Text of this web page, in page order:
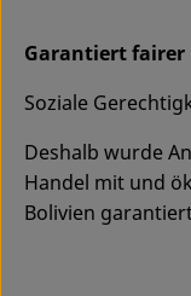
Garantiert fairer
Soziale
Deshalb wurde
Handel mit und
Bolivien